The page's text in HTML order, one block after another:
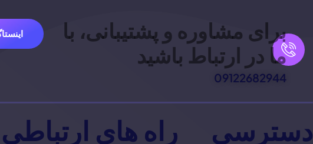
برای مشاوره و پشتیبانی، با
ما در ارتباط باشید
09122682944
دسترسی راه های ارتباطی